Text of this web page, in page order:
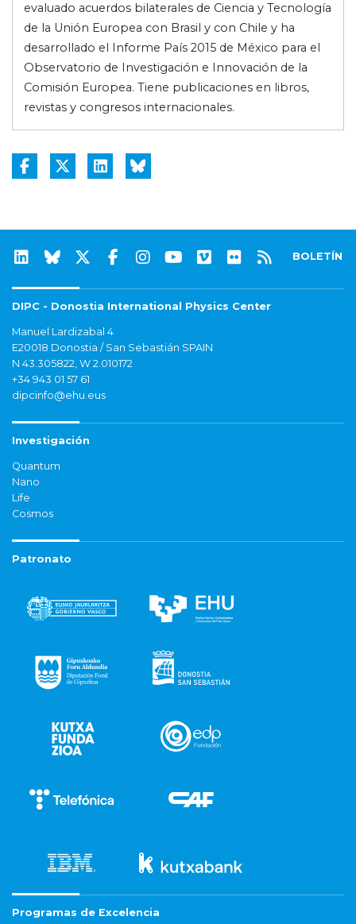
evaluado acuerdos bilaterales de Ciencia y Tecnología
de la Unión Europea con Brasil y con Chile y ha
desarrollado el Informe País 2015 de México para el
Observatorio de Investigación e Innovación de la
Comisión Europea. Tiene publicaciones en libros,
revistas y congresos internacionales.
BOLETÍN
DIPC - Donostia International Physics Center
Manuel Lardizabal 4
E20018 Donostia / San Sebastián SPAIN
N 43.305822, W 2.010172
+34 943 01 57 61
dipcinfo@ehu.eus
Investigación
Quantum
Nano
Life
Cosmos
Patronato
Programas de Excelencia